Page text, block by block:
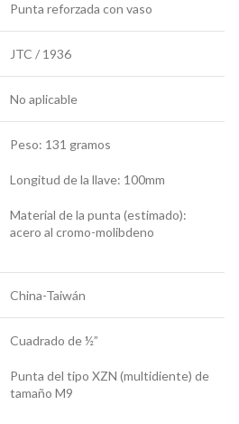
Punta reforzada con vaso
JTC / 1936
No aplicable
Peso: 131 gramos
Longitud de la llave: 100mm
Material de la punta (estimado):
acero al cromo-molibdeno
China-Taiwán
Cuadrado de ½”
Punta del tipo XZN (multidiente) de
tamaño M9